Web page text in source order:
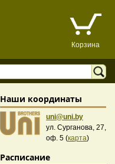
Корзина
Наши координаты
uni@uni.by
ул. Сурганова, 27,
оф. 5 (карта)
Расписание